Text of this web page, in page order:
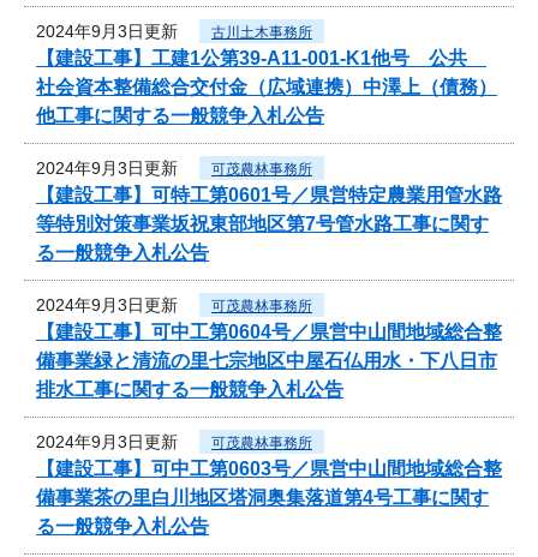
2024年9月3日更新 古川土木事務所
【建設工事】工建1公第39-A11-001-K1他号 公共
社会資本整備総合交付金（広域連携）中澤上（債務）
他工事に関する一般競争入札公告
2024年9月3日更新 可茂農林事務所
【建設工事】可特工第0601号／県営特定農業用管水路
等特別対策事業坂祝東部地区第7号管水路工事に関す
る一般競争入札公告
2024年9月3日更新 可茂農林事務所
【建設工事】可中工第0604号／県営中山間地域総合整
備事業緑と清流の里七宗地区中屋石仏用水・下八日市
排水工事に関する一般競争入札公告
2024年9月3日更新 可茂農林事務所
【建設工事】可中工第0603号／県営中山間地域総合整
備事業茶の里白川地区塔洞奥集落道第4号工事に関す
る一般競争入札公告